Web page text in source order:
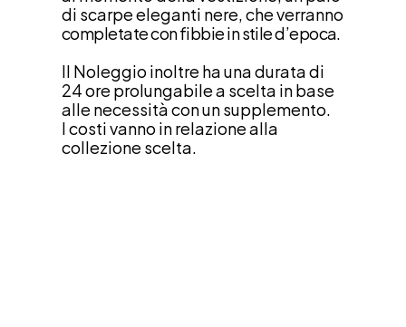
completate con fibbie in stile d’epoca.
Il Noleggio inoltre ha una durata di
24 ore prolungabile a scelta in base
alle necessità con un supplemento.
I costi vanno in relazione alla
collezione scelta.